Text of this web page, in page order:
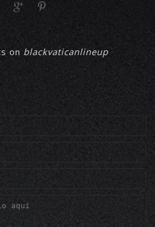
on blackvaticanlineup